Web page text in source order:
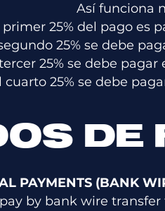
Así funciona
25% del pago es
25% se debe
25% se debe pagar
cuarto 25% se debe
DE
PAYMENTS (BANK
by bank wire